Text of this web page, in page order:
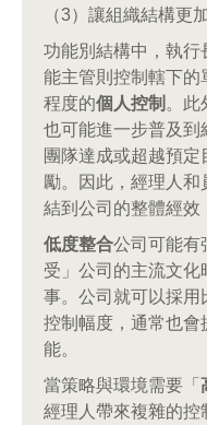
（3）讓組織結構更
功能別結構中，執行
能主管則控制轄下的
程度的個人控制 。此
也可能進一步普及到
團隊達成或超越預
勵。因此，經理人
結到公司的整體經效
低度整合公司可能有
受」公司的主流文
事。公司就可以採用
控制幅度，通常也會
能。
當策略與環境需要「
經理人帶來複雜的控